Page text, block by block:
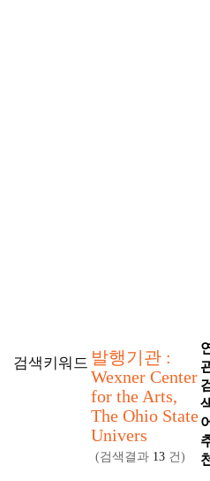
검색키워드 발행기관 :
Wexner Center
for the Arts,
The Ohio State
Univers
(검색결과 13 건)